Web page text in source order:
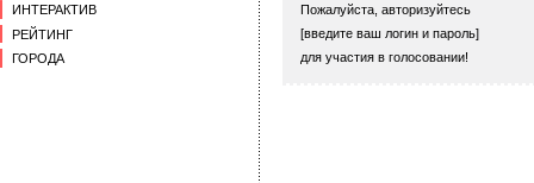
ИНТЕРАКТИВ
РЕЙТИНГ
ГОРОДА
Пожалуйста, авторизуйтесь
[введите ваш логин и пароль]
для участия в голосовании!